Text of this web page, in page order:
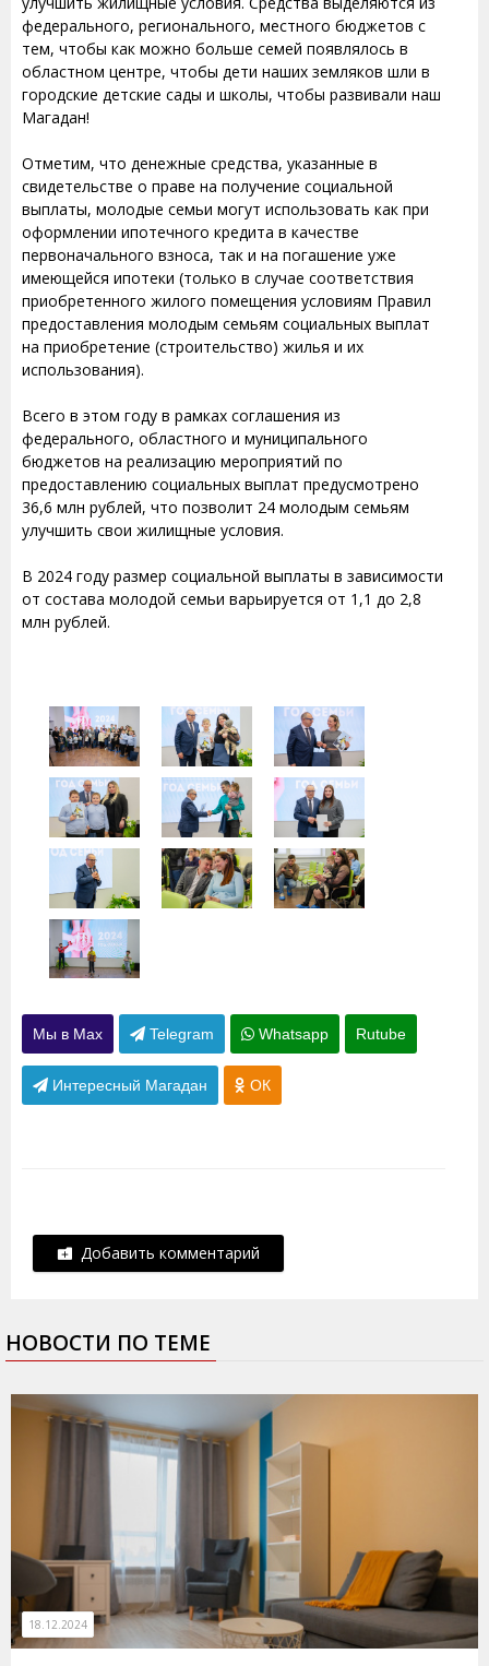
федерального, регионального, местного бюджетов с
тем, чтобы как можно больше семей появлялось в
областном центре, чтобы дети наших земляков шли в
городские детские сады и школы, чтобы развивали наш
Магадан!
Отметим, что денежные средства, указанные в
свидетельстве о праве на получение социальной
выплаты, молодые семьи могут использовать как при
оформлении ипотечного кредита в качестве
первоначального взноса, так и на погашение уже
имеющейся ипотеки (только в случае соответствия
приобретенного жилого помещения условиям Правил
предоставления молодым семьям социальных выплат
на приобретение (строительство) жилья и их
использования).
Всего в этом году в рамках соглашения из
федерального, областного и муниципального
бюджетов на реализацию мероприятий по
предоставлению социальных выплат предусмотрено
36,6 млн рублей, что позволит 24 молодым семьям
улучшить свои жилищные условия.
В 2024 году размер социальной выплаты в зависимости
от состава молодой семьи варьируется от 1,1 до 2,8
млн рублей.
Мы в Max Telegram Whatsapp Rutube
Интересный Магадан ОК
Добавить комментарий
НОВОСТИ ПО ТЕМЕ
18.12.2024